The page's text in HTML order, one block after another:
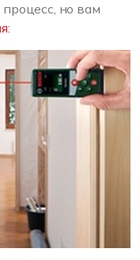
но вам